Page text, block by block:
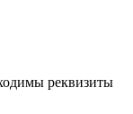
реквизиты